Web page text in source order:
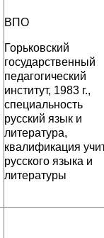
ВПО
Горьковский
государственный
педагогический
институт, 1983 г.,
специальность
русский язык и
литература,
квалификация
русского языка и
литературы